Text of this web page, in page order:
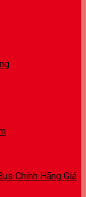
Chính Hãng Giá